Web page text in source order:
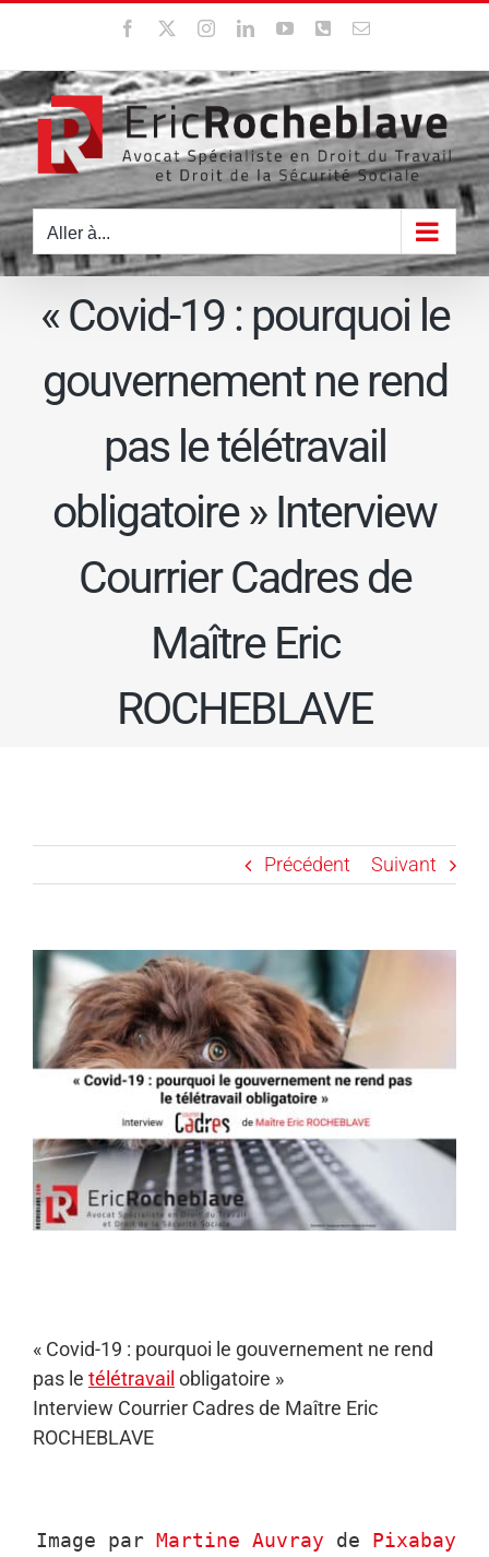
contenu
Facebook InstagramLinkedInYouTubeWhatsApp
Email
Aller à...
« Covid-19 : pourquoi le
gouvernement ne rend
pas le télétravail
obligatoire » Interview
Courrier Cadres de
Maître Eric
ROCHEBLAVE
Précédent Suivant
Voir
l'image
agrandie
« Covid-19 : pourquoi le gouvernement ne rend
pas le télétravail obligatoire »
Interview Courrier Cadres de Maître Eric
ROCHEBLAVE
Image par Martine Auvray de Pixabay